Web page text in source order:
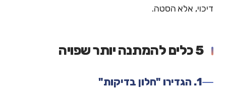
דיכוי, אלא הסטה.
5 כלים להמתנה יותר שפויה
1. הגדירו "חלון בדיקות"